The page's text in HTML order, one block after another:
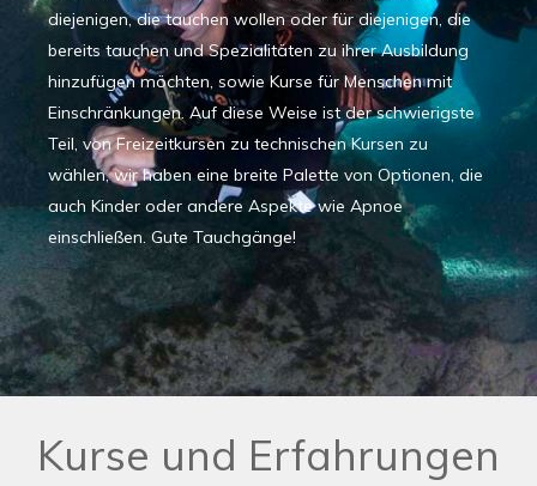
diejenigen, die tauchen wollen oder für diejenigen, die
bereits tauchen und Spezialitäten zu ihrer Ausbildung
hinzufügen möchten, sowie Kurse für Menschen mit
Einschränkungen. Auf diese Weise ist der schwierigste
Teil, von Freizeitkursen zu technischen Kursen zu
wählen, wir haben eine breite Palette von Optionen, die
auch Kinder oder andere Aspekte wie Apnoe
einschließen. Gute Tauchgänge!
Kurse und Erfahrungen